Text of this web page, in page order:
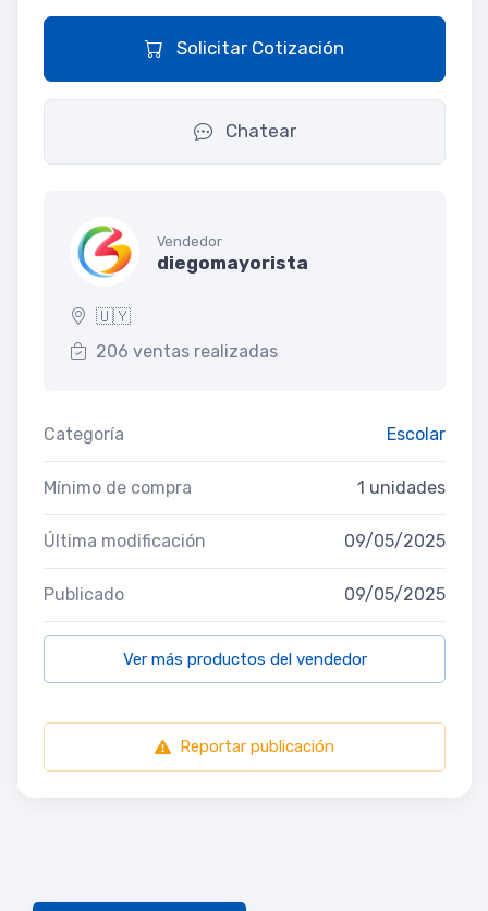
Solicitar Cotización
Chatear
Vendedor
diegomayorista
🇺🇾
206 ventas realizadas
Categoría Escolar
Mínimo de compra 1 unidades
Última modificación 09/05/2025
Publicado 09/05/2025
Ver más productos del vendedor
Reportar publicación